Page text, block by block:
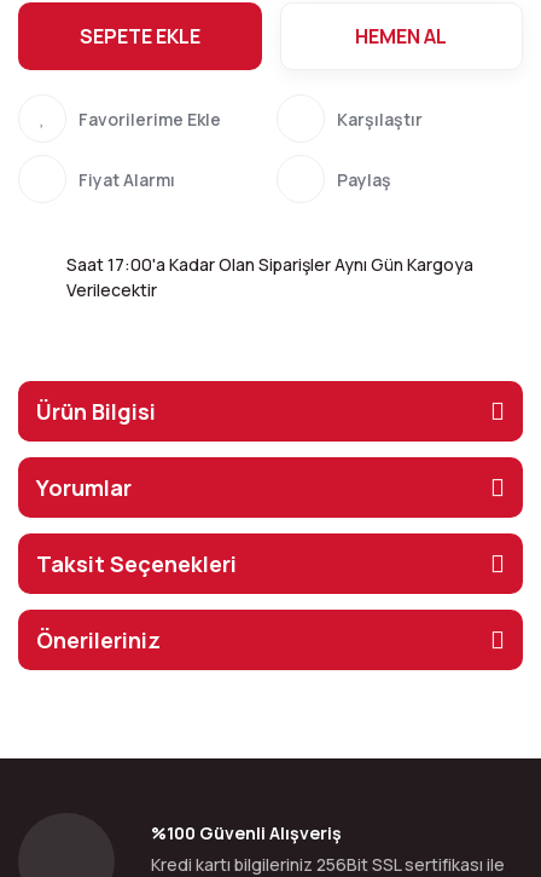
SEPETE EKLE HEMEN AL
Karşılaştır
Fiyat Alarmı Paylaş
Saat 17:00'a Kadar Olan Siparişler Aynı Gün Kargoya
Verilecektir
Ürün Bilgisi
Yorumlar
Taksit Seçenekleri
Önerileriniz
%100 Güvenli Alışveriş
Kredi kartı bilgileriniz 256Bit SSL sertifikası ile